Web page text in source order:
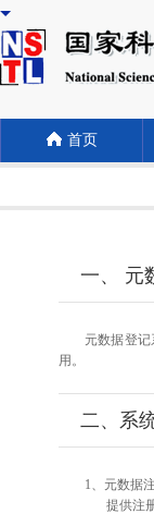
首页
一、 元
元数据登
用。
二、系
1、元数据
提供注